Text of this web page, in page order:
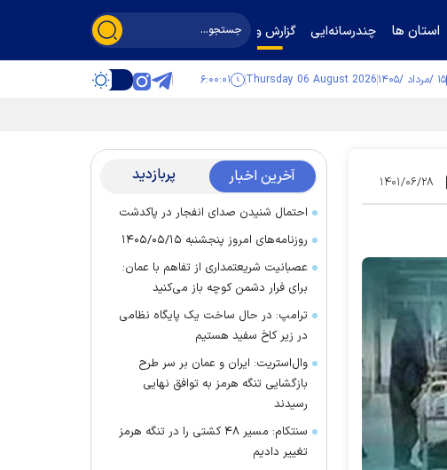
استان ها چندرسانه‌ایی گزارش و گفت‌وگو
۱۵ /مرداد /۱۴۰۵ Thursday 06 August 2026 ۶:۰۰:۰۲
۱۴۰۱/۰۶/۲۸ آخرین اخبار پربازدید
احتمال شنیدن صدای انفجار در پاکدشت
روزنامه‌های امروز پنجشنبه ۱۴۰۵/۰۵/۱۵
عصبانیت شریعتمداری از تفاهم با عمان:
برای فرار دشمن کوچه باز می‌کنید
ترامپ: در حال ساخت یک پایگاه نظامی
در زیر کاخ سفید هستیم
وال‌استریت: ایران و عمان بر سر طرح
بازگشایی تنگه هرمز به توافق نهایی
رسیدند
سنتکام: مسیر ۴۸ کشتی را در تنگه هرمز
تغییر دادیم